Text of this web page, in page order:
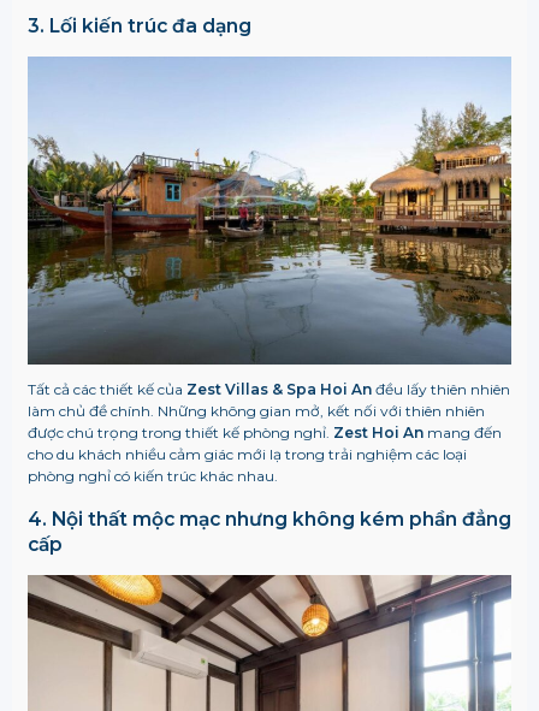
3. Lối kiến trúc đa dạng
Tất cả các thiết kế của Zest Villas & Spa Hoi Anđều lấy thiên nhiên
làm chủ đề chính. Những không gian mở, kết nối với thiên nhiên
được chú trọng trong thiết kế phòng nghỉ. Zest Hoi Anmang đến
cho du khách nhiều cảm giác mới lạ trong trải nghiệm các loại
phòng nghỉ có kiến trúc khác nhau.
4. Nội thất mộc mạc nhưng không kém phần đẳng
cấp